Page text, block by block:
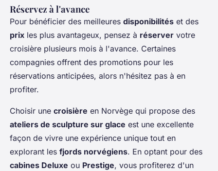
Réservez à l'avance
Pour bénéficier des meilleures disponibilités et des
prix les plus avantageux, pensez à réserver votre
croisière plusieurs mois à l'avance. Certaines
compagnies offrent des promotions pour les
réservations anticipées, alors n'hésitez pas à en
profiter.
Choisir une croisière en Norvège qui propose des
ateliers de sculpture sur glace est une excellente
façon de vivre une expérience unique tout en
explorant les fjords norvégiens. En optant pour des
cabines Deluxe ou Prestige, vous profiterez d'un